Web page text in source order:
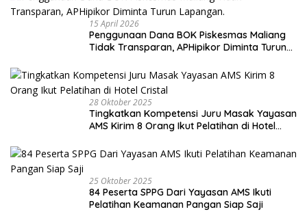
15 April 2026
Penggunaan Dana BOK Piskesmas Maliang
Tidak Transparan, APHipikor Diminta Turun
28 Oktober 2025
Tingkatkan Kompetensi Juru Masak Yayasan
AMS Kirim 8 Orang Ikut Pelatihan di Hotel
25 Oktober 2025
84 Peserta SPPG Dari Yayasan AMS Ikuti
Pelatihan Keamanan Pangan Siap Saji